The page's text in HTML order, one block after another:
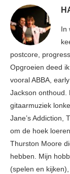
In
postcore,
Opgroeien deed
vooral ABBA,
Jackson onthoud.
gitaarmuziek
Jane’s Addiction,
om de hoek
Thurston Moore
hebben. Mijn
(spelen en